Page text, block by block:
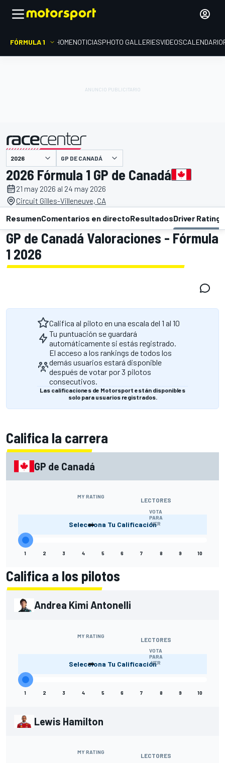
FÓRMULA 1 HOMENOTICIASPHOTO GALLERIESVIDEOSCALENDARIO
presentado por GP DE CANADÁ
2026 Fórmula 1 GP de Canadá
21 may 2026 al 24 may 2026
Circuit Gilles-Villeneuve, CA
ResumenComentarios en directoResultadosDriver Ratings
GP de Canadá Valoraciones - Fórmula
1 2026
Califica al piloto en una escala del 1 al 10
Tu puntuación se guardará
automáticamente si estás registrado.
El acceso a los rankings de todos los
demás usuarios estará disponible
después de votar por 3 pilotos
consecutivos.
Las calificaciones de Motorsport están disponibles
solo para usuarios registrados.
Califica la carrera
GP de Canadá
MY RATING
-
LECTORES
VOTA
PARA
VER
Selecciona Tu Calificación
1 2 3 4 5 6 7 8 9 10
Califica a los pilotos
Andrea Kimi Antonelli
MY RATING
-
LECTORES
VOTA
PARA
VER
Selecciona Tu Calificación
1 2 3 4 5 6 7 8 9 10
Lewis Hamilton
MY RATING LECTORES